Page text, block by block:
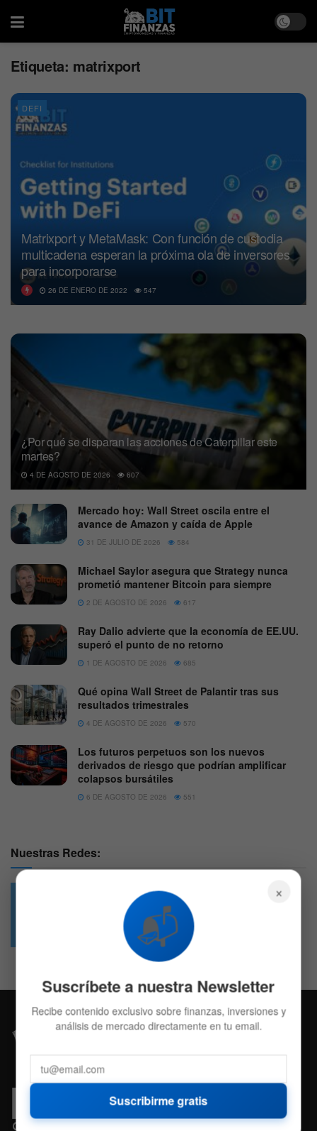
Etiqueta: matrixport
DEFI
Matrixport y MetaMask: Con función de custodia
multicadena esperan la próxima ola de inversores
para incorporarse
26 DE ENERO DE 2022 547
¿Por qué se disparan las acciones de Caterpillar este
martes?
4 DE AGOSTO DE 2026 607
Mercado hoy: Wall Street oscila entre el
avance de Amazon y caída de Apple
31 DE JULIO DE 2026 584
Michael Saylor asegura que Strategy nunca
prometió mantener Bitcoin para siempre
2 DE AGOSTO DE 2026 617
Ray Dalio advierte que la economía de EE.UU.
superó el punto de no retorno
1 DE AGOSTO DE 2026 685
Qué opina Wall Street de Palantir tras sus
resultados trimestrales
4 DE AGOSTO DE 2026 570
Los futuros perpetuos son los nuevos
derivados de riesgo que podrían amplificar
colapsos bursátiles
6 DE AGOSTO DE 2026 551
Nuestras Redes:
4.7k
Followers
×
📬
Suscríbete a nuestra Newsletter
Recibe contenido exclusivo sobre finanzas, inversiones y
análisis de mercado directamente en tu email.
Suscribirme gratis